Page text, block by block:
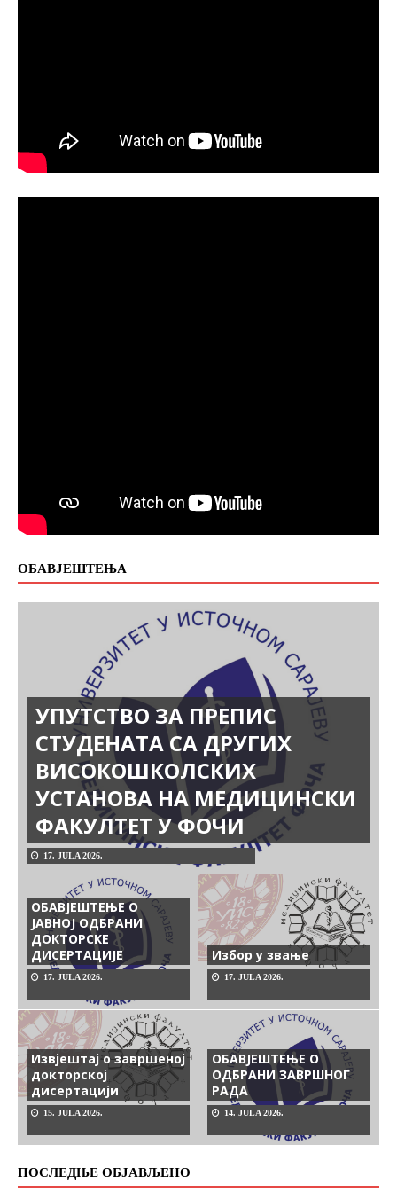
ОБАВЈЕШТЕЊА
УПУТСТВО ЗА ПРЕПИС
СТУДЕНАТА СА ДРУГИХ
ВИСОКОШКОЛСКИХ
УСТАНОВА НА МЕДИЦИНСКИ
ФАКУЛТЕТ У ФОЧИ
17. JULA 2026.
ОБАВЈЕШТЕЊЕ О
ЈАВНОЈ ОДБРАНИ
ДОКТОРСКЕ
ДИСЕРТАЦИЈЕ
17. JULA 2026.
Избор у звање
17. JULA 2026.
Извjeштaj o зaвршeнoj
дoктoрскoj
дисeртaциjи
15. JULA 2026.
ОБАВЈЕШТЕЊЕ О
ОДБРАНИ ЗАВРШНОГ
РАДА
14. JULA 2026.
ПОСЛЕДЊЕ ОБЈАВЉЕНО